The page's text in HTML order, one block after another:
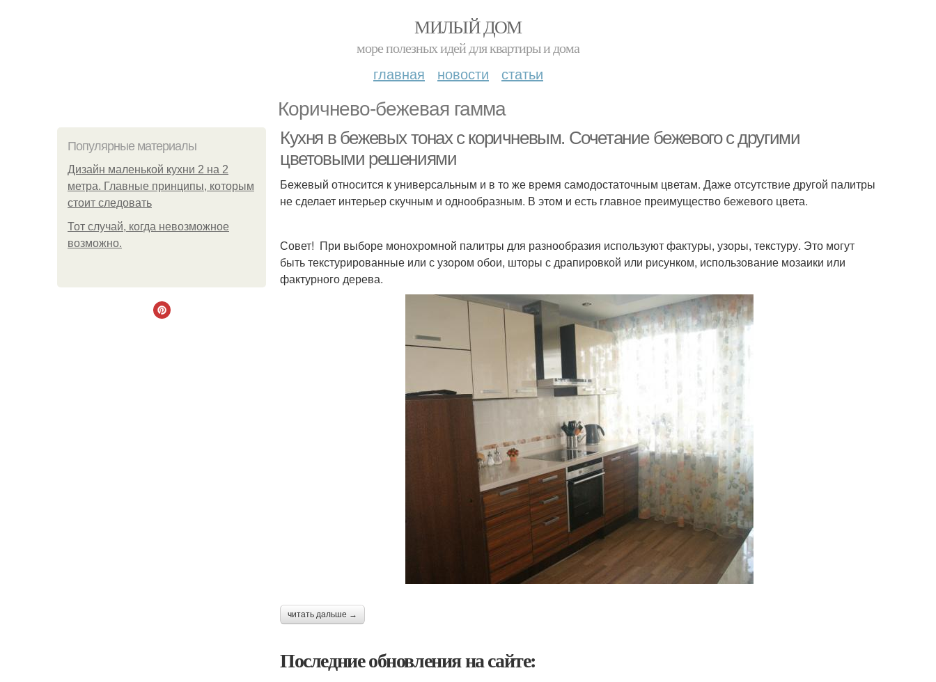
МИЛЫЙ ДОМ
море полезных идей для квартиры и дома
главная новости статьи
Коричнево-бежевая гамма
Популярные материалы
Дизайн маленькой кухни 2 на 2
метра. Главные принципы, которым
стоит следовать
Тот случай, когда невозможное
возможно.
Кухня в бежевых тонах с коричневым. Сочетание бежевого с другими
цветовыми решениями
Бежевый относится к универсальным и в то же время самодостаточным цветам. Даже отсутствие другой палитры
не сделает интерьер скучным и однообразным. В этом и есть главное преимущество бежевого цвета.
Совет! При выборе монохромной палитры для разнообразия используют фактуры, узоры, текстуру. Это могут
быть текстурированные или с узором обои, шторы с драпировкой или рисунком, использование мозаики или
фактурного дерева.
читать дальше →
Последние обновления на сайте: